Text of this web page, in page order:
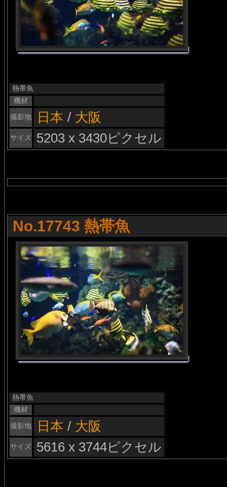
熱帯魚
機材
撮影地
日本 / 大阪
サイズ 5203 x 3430ピクセル
No.17743 熱帯魚
熱帯魚
機材
撮影地
日本 / 大阪
サイズ 5616 x 3744ピクセル